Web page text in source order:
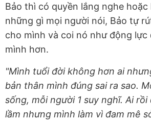
Bảo thì có quyền lắng nghe
những gì mọi người nói, Bảo tự
cho mình và coi nó như động lực
mình hơn.
"Mình tuổi đời không hơn ai
bản thân mình đúng sai ra sao.
sống, mỗi người 1 suy nghĩ. Ai rồi
lầm nhưng mình làm vì đam mê